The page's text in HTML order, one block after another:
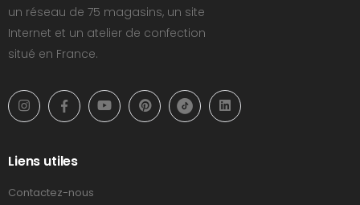
un réseau de 75 magasins, un site
Internet et un atelier de confection
situé en France.
Liens utiles
Contactez-nous